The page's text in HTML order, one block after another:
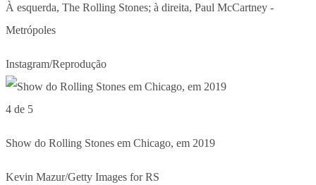
À esquerda, The Rolling Stones; à direita, Paul McCartney -
Metrópoles
Instagram/Reprodução
4 de 5
Show do Rolling Stones em Chicago, em 2019
Kevin Mazur/Getty Images for RS